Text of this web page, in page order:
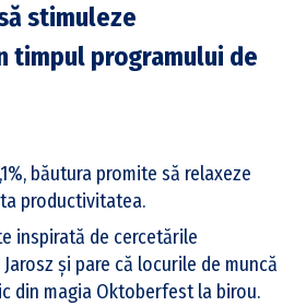
stimuleze
timpul programului de
băutura promite să relaxeze
productivitatea.
inspirată de cercetările
și pare că locurile de muncă
din magia Oktoberfest la birou.